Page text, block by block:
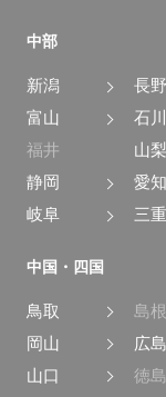
中部
新潟
長野
富山
石川
福井
山梨
静岡
愛知
岐阜
三重
中国・四国
鳥取
島根
岡山
広島
山口
徳島